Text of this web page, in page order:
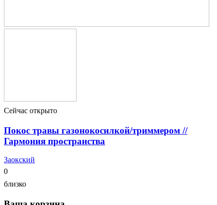
Сейчас открыто
Покос травы газонокосилкой/триммером //
Гармония пространства
Заокский
0
близко